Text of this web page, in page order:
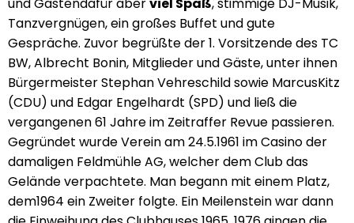
und Gästendafür aberviel Spaß, stimmige DJ-Musik,
Tanzvergnügen, ein großes Buffet und gute
Gespräche. Zuvor begrüßte der 1. Vorsitzende des TC
BW, Albrecht Bonin, Mitglieder und Gäste, unter ihnen
Bürgermeister Stephan Vehreschild sowie MarcusKitz
(CDU) und Edgar Engelhardt (SPD) und ließ die
vergangenen 61 Jahre im Zeitraffer Revue passieren.
Gegründet wurde Verein am 24.5.1961 im Casino der
damaligen Feldmühle AG, welcher dem Club das
Gelände verpachtete. Man begann mit einem Platz,
dem1964 ein Zweiter folgte. Ein Meilenstein war dann